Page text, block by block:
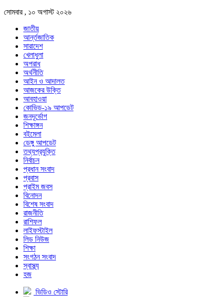
সোমবার , ১০ অগাস্ট ২০২৬
জাতীয়
আর্ন্তজাতিক
সারাদেশ
খেলাধুলা
অপরাধ
অর্থনীতি
আইন ও আদালত
আজকের উক্তি
আবহাওয়া
কোভিড-১৯ আপডেট
জনদূর্ভোগ
শিক্ষাঙ্গন
বইমেলা
ডেঙ্গু আপডেট
তথ্যপ্রযুক্তি
নির্বাচন
প্রধান সংবাদ
প্রবাস
প্রাইম জবস
বিনোদন
বিশেষ সংবাদ
রাজনীতি
রাশিফল
লাইফস্টাইল
লিড নিউজ
শিক্ষা
সংগঠন সংবাদ
স্বাস্থ্য
হজ
ভিডিও স্টোরি